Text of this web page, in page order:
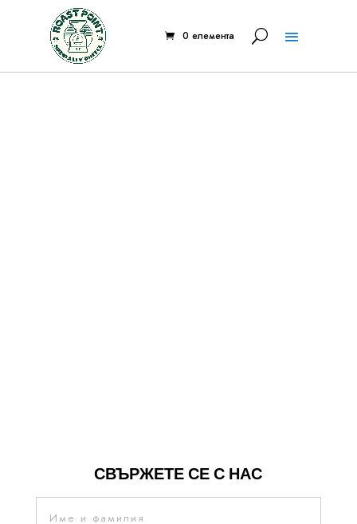
0 елемента
СВЪРЖЕТЕ СЕ С НАС